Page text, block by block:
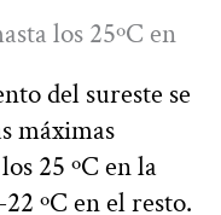
los 25ºC en
del sureste se
máximas
25 ºC en la
ºC en el resto.